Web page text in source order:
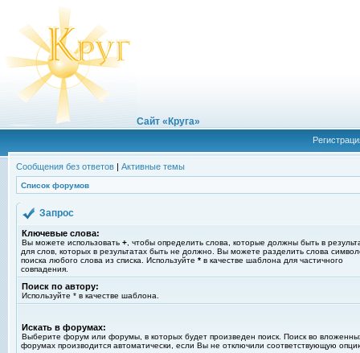
Сайт «Круга»
Сообщения без ответов | Активные темы
Список форумов
Запрос
Ключевые слова:
Вы можете использовать + , чтобы определить слова, которые должны быть в
для слов, которых в результатах быть не должно. Вы можете разделить слова
поиска любого слова из списка. Используйте * в качестве шаблона для частичного
совпадения.
Поиск по автору:
Используйте * в качестве шаблона.
Искать в форумах:
Выберите форум или форумы, в которых будет произведен поиск. Поиск во
форумах производится автоматически, если Вы не отключили соответствующую